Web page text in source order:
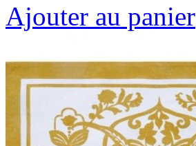
Ajouter au panier